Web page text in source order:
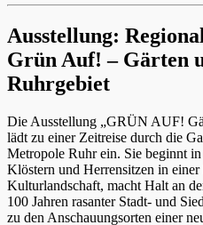
Ausstellung:
Grün Auf! – Gärten
Ruhrgebiet
Die Ausstellung „GRÜN AUF!
lädt zu einer Zeitreise durch die
Metropole Ruhr ein. Sie beginnt
Klöstern und Herrensitzen in
Kulturlandschaft, macht Halt an
100 Jahren rasanter Stadt- und
zu den Anschauungsorten einer